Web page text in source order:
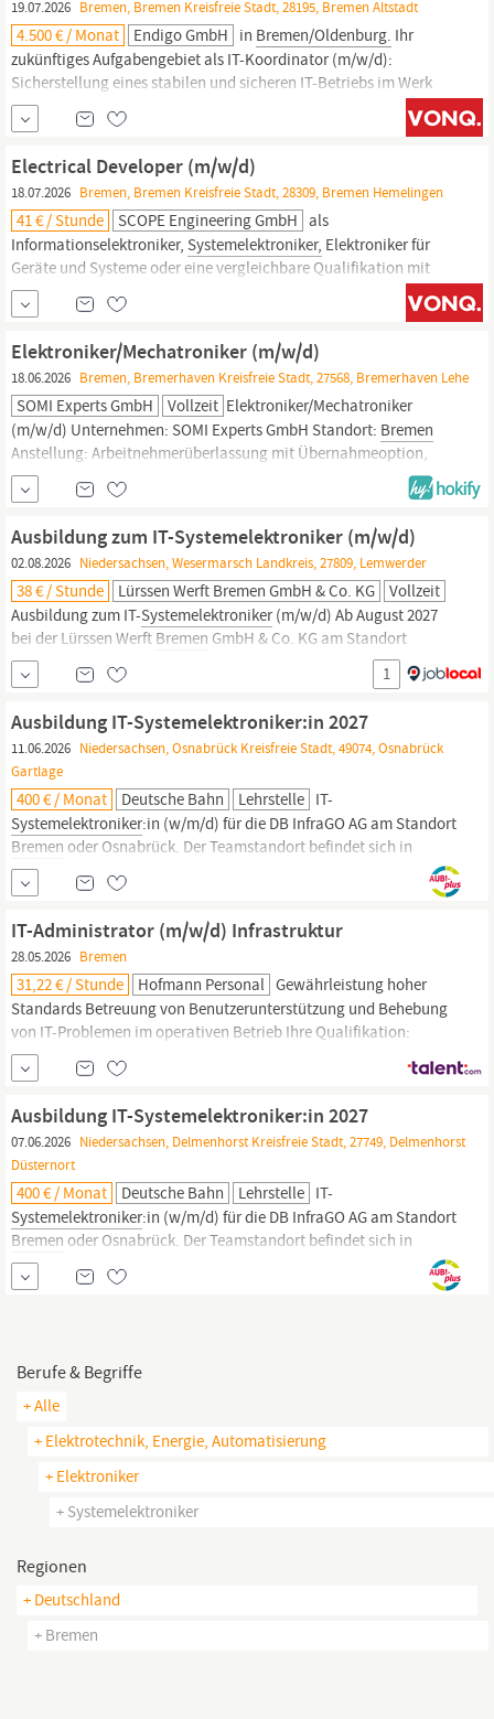
19.07.2026 Bremen, Bremen Kreisfreie Stadt, 28195, Bremen Altstadt
4.500 € / Monat Endigo GmbH in Bremen/Oldenburg. Ihr
zukünftiges Aufgabengebiet als IT-Koordinator (m/w/d):
Sicherstellung eines stabilen und sicheren IT-Betriebs im Werk
Bremen/Oldenburg
Administration und Wartung von Clients,
Servern und Netzwerk Beschaffung und Integration von IT-
Hardware Betreuung der Active Directory Umgebung Betrieb der
VMware-Infrastruktur...
Electrical Developer (m/w/d)
18.07.2026 Bremen, Bremen Kreisfreie Stadt, 28309, Bremen Hemelingen
41 € / Stunde SCOPE Engineering GmbH als
Informationselektroniker, Systemelektroniker, Elektroniker für
Geräte und Systeme oder eine vergleichbare Qualifikation mit
mehrjähriger Berufserfahrung in der Elektrokonstruktion
Fundierte Erfahrung in der Erstellung von Schaltplänen,
Verdrahtungsunterlagen und elektrotechnischen
Fertigungsdokumentationen bringst du bereits mit Mit
Elektroniker/Mechatroniker (m/w/d)
18.06.2026 Bremen, Bremerhaven Kreisfreie Stadt, 27568, Bremerhaven Lehe
SOMI Experts GmbH Vollzeit Elektroniker/Mechatroniker
(m/w/d) Unternehmen: SOMI Experts GmbH Standort: Bremen
Anstellung: Arbeitnehmerüberlassung mit Übernahmeoption,
Vollzeit Start: nächstmöglich Deine Tätigkeiten · Durchführung
von Wartungs-, Reparatur- und Instandsetzungsarbeiten an
Ausbildung zum IT-Systemelektroniker (m/w/d)
02.08.2026 Niedersachsen, Wesermarsch Landkreis, 27809, Lemwerder
38 € / Stunde Lürssen Werft Bremen GmbH & Co. KG
Vollzeit
Ausbildung zum IT-Systemelektroniker(m/w/d) Ab August 2027
bei der Lürssen Werft Bremen GmbH & Co. KG am Standort
Lemwerder In über 150 Jahren Firmengeschichte hat sich viel
verändert, unser Wertekompass und unsere Leidenschaft für den
bei teils
1
Ausbildung IT-Systemelektroniker:in 2027
11.06.2026 Niedersachsen, Osnabrück Kreisfreie Stadt, 49074, Osnabrück
Gartlage
400 € / Monat Deutsche Bahn Lehrstelle IT-
Systemelektroniker:in (w/m/d) für die DB InfraGO AG am Standort
Bremen oder Osnabrück. Der Teamstandort befindet sich in
Delmenhorst. Die Berufsschule befindet sich in Oldenburg. Das
erwartet dich in deiner Ausbildung: Aufbau und die
Instandhaltung von unterschiedlichen technischen Anlagen im
Bereich Sicherheit, ITK-Technik und...
IT-Administrator (m/w/d) Infrastruktur
28.05.2026 Bremen
31,22 € / Stunde Hofmann Personal Gewährleistung hoher
Standards Betreuung von Benutzerunterstützung und Behebung
von IT-Problemen im operativen Betrieb Ihre Qualifikation:
Abgeschlossenes Studium der Informatik oder vergleichbare
Ausbildung (z. B. IT-
Fundierte Kenntnisse in Windows Server,...
Ausbildung IT-Systemelektroniker:in 2027
07.06.2026 Niedersachsen, Delmenhorst Kreisfreie Stadt, 27749, Delmenhorst
Düsternort
400 € / Monat Deutsche Bahn Lehrstelle IT-
Systemelektroniker:in (w/m/d) für die DB InfraGO AG am Standort
Bremen oder Osnabrück. Der Teamstandort befindet sich in
Delmenhorst. Die Berufsschule befindet sich in Oldenburg. Das
erwartet dich in deiner Ausbildung: Aufbau und die
Berufe & Begriffe
+ Alle
+ Elektrotechnik, Energie, Automatisierung
+ Elektroniker
+ Systemelektroniker
Regionen
+ Deutschland
+ Bremen